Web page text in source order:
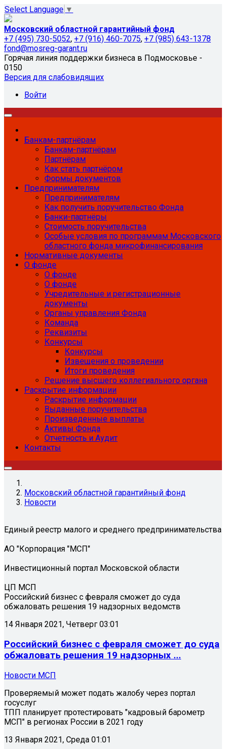
Select Language ▼
Московский областной гарантийный фонд
+7 (495) 730-5052, +7 (916) 460-7075, +7 (985) 643-1378
fond@mosreg-garant.ru
Горячая линия поддержки бизнеса в Подмосковье -
0150
Версия для слабовидящих
Войти
Банкам-партнёрам
Банкам-партнёрам
Партнёрам
Как стать партнёром
Формы документов
Предпринимателям
Предпринимателям
Как получить поручительство Фонда
Банки-партнёры
Стоимость поручительства
Особые условия по программам Московского
областного фонда микрофинансирования
Нормативные документы
О фонде
О фонде
О фонде
Учредительные и регистрационные
документы
Органы управления Фонда
Команда
Реквизиты
Конкурсы
Конкурсы
Извещения о проведении
Итоги проведения
Решение высшего коллегиального органа
Раскрытие информации
Раскрытие информации
Выданные поручительства
Произведенные выплаты
Активы Фонда
Отчетность и Аудит
Контакты
Московский областной гарантийный фонд
Новости
Единый реестр малого и среднего предпринимательства
АО "Корпорация "МСП"
Инвестиционный портал Московской области
ЦП МСП
Российский бизнес с февраля сможет до суда
обжаловать решения 19 надзорных ведомств
14 Января 2021, Четверг 03:01
Российский бизнес с февраля сможет до суда
обжаловать решения 19 надзорных ...
Новости МСП
Проверяемый может подать жалобу через портал
госуслуг
ТПП планирует протестировать "кадровый барометр
МСП" в регионах России в 2021 году
13 Января 2021, Среда 01:01